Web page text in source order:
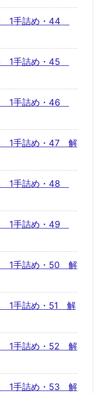
1手詰め・44
1手詰め・45
1手詰め・46
1手詰め・47 解
1手詰め・48
1手詰め・49
1手詰め・50 解
1手詰め・51 解
1手詰め・52 解
1手詰め・53 解